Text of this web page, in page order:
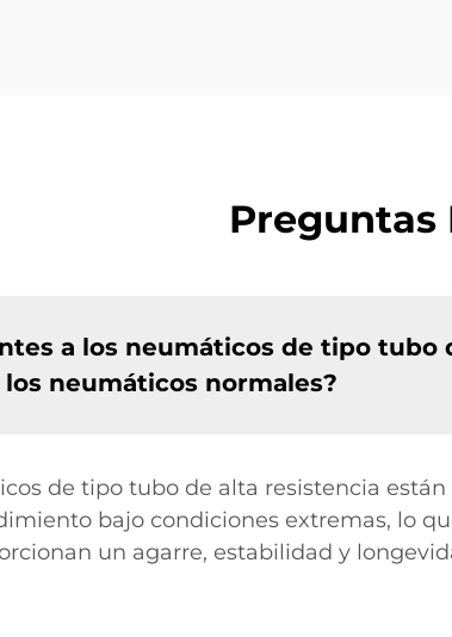
Preguntas
a los neumáticos de tipo tubo
neumáticos normales?
de tipo tubo de alta resistencia
bajo condiciones extremas, lo
un agarre, estabilidad y